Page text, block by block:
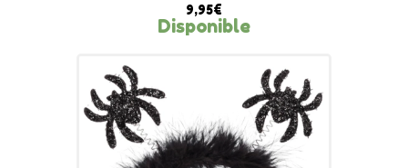
9,95€
Disponible